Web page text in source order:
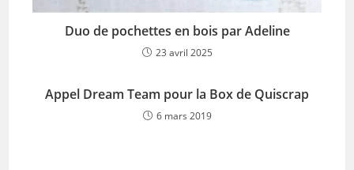
Duo de pochettes en bois par Adeline
23 avril 2025
Appel Dream Team pour la Box de Quiscrap
6 mars 2019